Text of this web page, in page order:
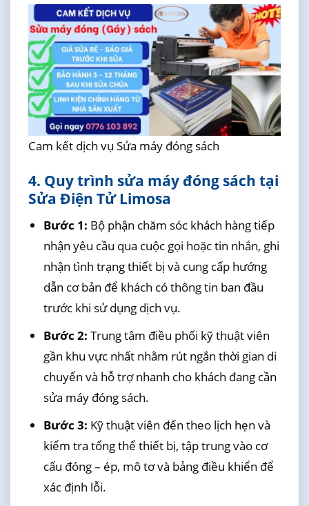
Cam kết dịch vụ Sửa máy đóng sách
4. Quy trình sửa máy đóng sách tại
Sửa Điện Tử Limosa
Bước 1: Bộ phận chăm sóc khách hàng tiếp
nhận yêu cầu qua cuộc gọi hoặc tin nhắn, ghi
nhận tình trạng thiết bị và cung cấp hướng
dẫn cơ bản để khách có thông tin ban đầu
trước khi sử dụng dịch vụ.
Bước 2: Trung tâm điều phối kỹ thuật viên
gần khu vực nhất nhằm rút ngắn thời gian di
chuyển và hỗ trợ nhanh cho khách đang cần
sửa máy đóng sách.
Bước 3: Kỹ thuật viên đến theo lịch hẹn và
kiểm tra tổng thể thiết bị, tập trung vào cơ
cấu đóng – ép, mô tơ và bảng điều khiển để
xác định lỗi.